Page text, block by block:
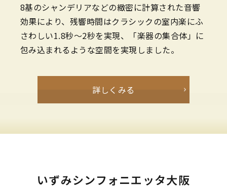
8基のシャンデリアなどの緻密に計算された音響
効果により、残響時間はクラシックの室内楽にふ
さわしい1.8秒～2秒を実現、「楽器の集合体」に
包み込まれるような空間を実現しました。
詳しくみる
いずみシンフォニエッタ大阪